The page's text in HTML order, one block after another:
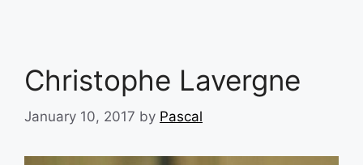
Christophe Lavergne
January 10, 2017 by Pascal